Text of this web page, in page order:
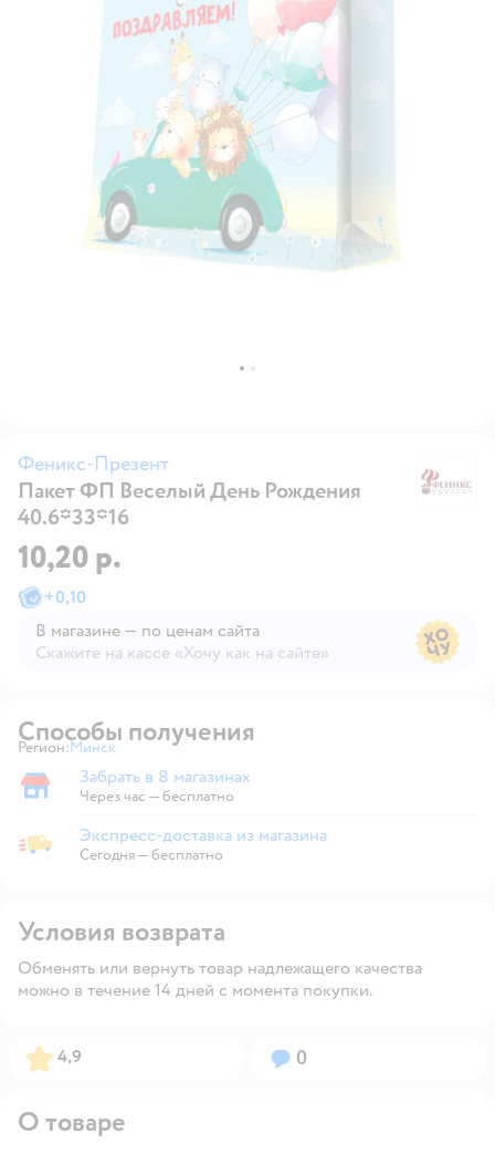
Феникс-Презент
Пакет ФП Веселый День Рождения
40.6*33*16
10,20 р.
+0,10
В магазине — по ценам сайта
Скажите на кассе «Хочу как на сайте»
Способы получения
Регион: Выбор адреса доставки.
Минск
Забрать в магазине
Забрать в 8 магазинах
Через час — бесплатно
Экспресс-доставка из магазина
Экспресс-доставка из магазина
Сегодня—бесплатно
Условия возврата
Обменять или вернуть товар надлежащего качества
можно в течение 14 дней с момента покупки.
Рейтинг:
4,9 Вопросов:
0
О товаре